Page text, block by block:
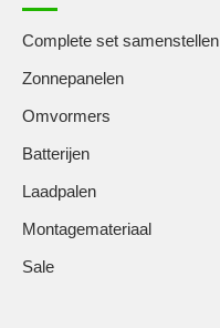
Complete set samenstellen
Zonnepanelen
Omvormers
Batterijen
Laadpalen
Montagemateriaal
Sale